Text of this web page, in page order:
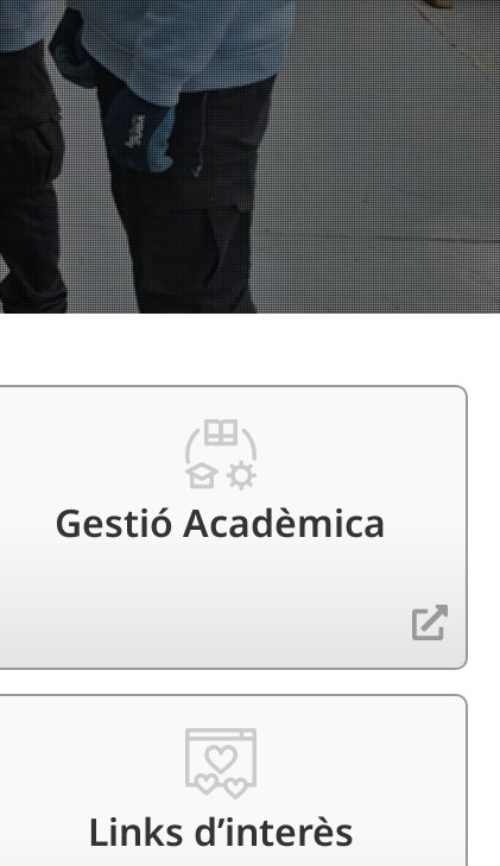
Gestió Acadèmica
Links d’interès